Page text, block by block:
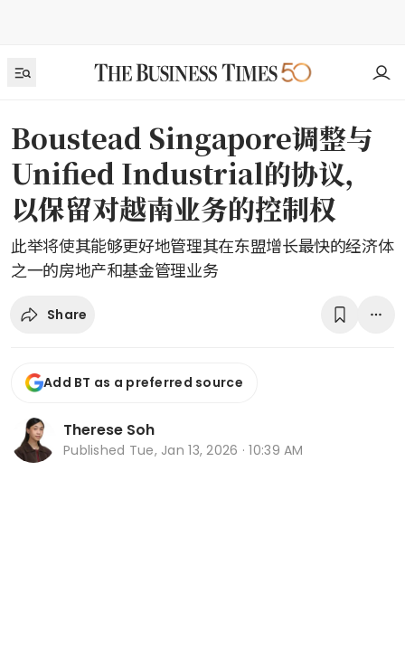
Boustead Singapore调整与
Unified Industrial的协议，
以保留对越南业务的控制权
此举将使其能够更好地管理其在东盟增长最快的经济体
之一的房地产和基金管理业务
Share
Add BT as a preferred source
Therese Soh
Published Tue, Jan 13, 2026 · 10:39 AM